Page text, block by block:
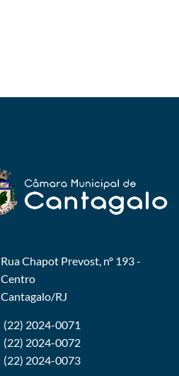
Rua Chapot Prevost, nº 193 -
Centro
Cantagalo/RJ
(22) 2024-0071
(22) 2024-0072
(22) 2024-0073